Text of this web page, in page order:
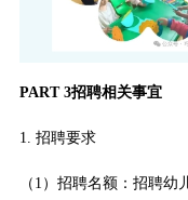
PART 3招聘相关事宜
1. 招聘要求
（1）招聘名额：招聘幼